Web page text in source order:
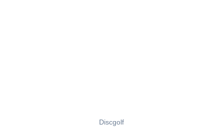
Discgolf